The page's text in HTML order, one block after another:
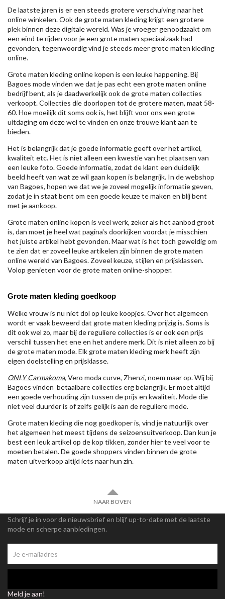
De laatste jaren is er een steeds grotere verschuiving naar het
online winkelen. Ook de grote maten kleding krijgt een grotere
plek binnen deze digitale wereld. Was je vroeger genoodzaakt om
een eind te rijden voor je een grote maten speciaalzaak had
gevonden, tegenwoordig vind je steeds meer grote maten kleding
online.
Grote maten kleding online kopen is een leuke happening. Bij
Bagoes mode vinden we dat je pas echt een grote maten online
bedrijf bent, als je daadwerkelijk ook de grote maten collecties
verkoopt. Collecties die doorlopen tot de grotere maten, maat 58-
60. Hoe moeilijk dit soms ook is, het blijft voor ons een grote
uitdaging om deze wel te vinden en onze trouwe klant aan te
bieden.
Het is belangrijk dat je goede informatie geeft over het artikel,
kwaliteit etc. Het is niet alleen een kwestie van het plaatsen van
een leuke foto. Goede informatie, zodat de klant een duidelijk
beeld heeft van wat ze wil gaan kopen is belangrijk. In de webshop
van Bagoes, hopen we dat we je zoveel mogelijk informatie geven,
zodat je in staat bent om een goede keuze te maken en blij bent
met je aankoop.
Grote maten online kopen is veel werk, zeker als het aanbod groot
is, dan moet je heel wat pagina's doorkijken voordat je misschien
het juiste artikel hebt gevonden. Maar wat is het toch geweldig om
te zien dat er zoveel leuke artikelen zijn binnen de grote maten
online wereld van Bagoes. Zoveel keuze, stijlen en prijsklassen.
Volop genieten voor de grote maten online-shopper.
Grote maten kleding goedkoop
Welke vrouw is nu niet dol op leuke koopjes. Over het algemeen
wordt er vaak beweerd dat grote maten kleding prijzig is. Soms is
dit ook wel zo, maar bij de reguliere collecties is er ook een prijs
verschil tussen het ene en het andere merk. Dit is niet alleen zo bij
de grote maten mode. Elk grote maten kleding merk heeft zijn
eigen doelstelling en prijsklasse.
ONLY Carmakoma, Vero moda curve, Zhenzi, noem maar op. Wij bij
Bagoes vinden betaalbare collecties erg belangrijk. Er moet altijd
een goede verhouding zijn tussen de prijs en kwaliteit. Mode die
niet veel duurder is of zelfs gelijk is aan de reguliere mode.
Grote maten kleding die nog goedkoper is, vind je natuurlijk over
het algemeen het meest tijdens de seizoensuitverkoop. Dan kun je
best een leuk artikel op de kop tikken, zonder hier te veel voor te
moeten betalen. De goede shoppers vinden binnen de grote
maten uitverkoop altijd iets naar hun zin.
NAAR BOVEN
Schrijf je in voor de nieuwsbrief en blijf up-to-date met de laatste
mode en scherpe aanbiedingen.
Meld je aan!